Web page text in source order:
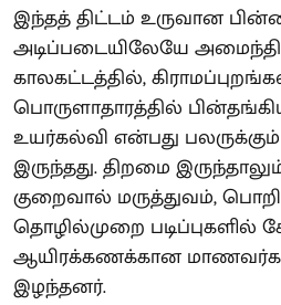
இந்தத் திட்டம் உருவான
அடிப்படையிலேயே
காலகட்டத்தில்,
பொருளாதாரத்தில்
உயர்கல்வி என்பது
இருந்தது. திறமை
குறைவால் மருத்துவம்,
தொழில்முறை படிப்புகளில்
ஆயிரக்கணக்கான
இழந்தனர்.